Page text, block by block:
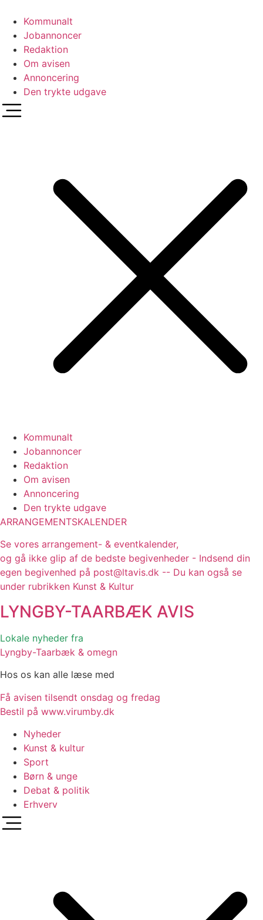
indhold
Kommunalt
Jobannoncer
Redaktion
Om avisen
Annoncering
Den trykte udgave
Kommunalt
Jobannoncer
Redaktion
Om avisen
Annoncering
Den trykte udgave
ARRANGEMENTSKALENDER
Se vores arrangement- & eventkalender,
og gå ikke glip af de bedste begivenheder - Indsend din
egen begivenhed på post@ltavis.dk -- Du kan også se
under rubrikken Kunst & Kultur
LYNGBY-TAARBÆK AVIS
Lokale nyheder fra
Lyngby-Taarbæk & omegn
Hos os kan alle læse med
Få avisen tilsendt onsdag og fredag
Bestil på www.virumby.dk
Nyheder
Kunst & kultur
Sport
Børn & unge
Debat & politik
Erhverv